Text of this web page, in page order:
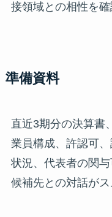
接領域との相性を確
準備資料
直近3期分の決算書
業員構成、許認可
状況、代表者の関与
候補先との対話がス